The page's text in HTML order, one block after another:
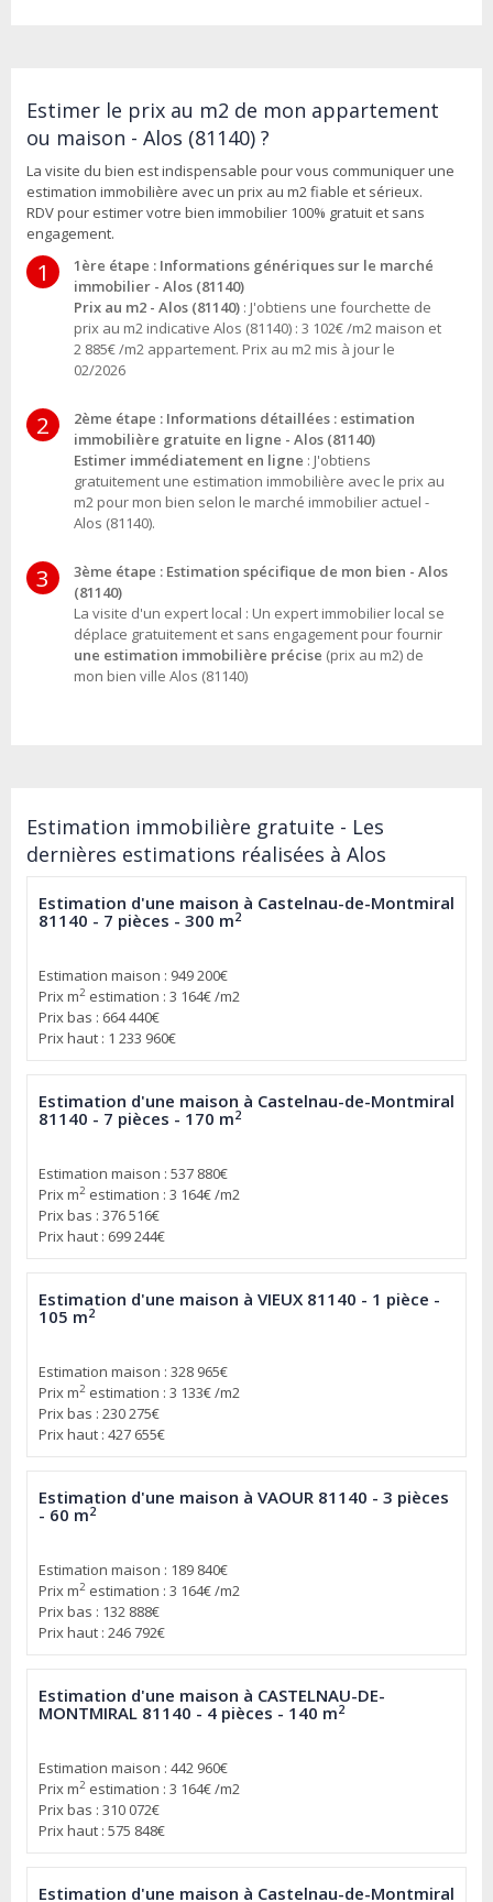
Estimer le prix au m2 de mon appartement
ou maison - Alos (81140) ?
La visite du bien est indispensable pour vous communiquer une
estimation immobilière avec un prix au m2 fiable et sérieux.
RDV pour estimer votre bien immobilier 100% gratuit et sans
engagement.
1
1ère étape : Informations génériques sur le marché
immobilier - Alos (81140)
Prix au m2 - Alos (81140) : J'obtiens une fourchette de
prix au m2 indicative Alos (81140) : 3 102€ /m2 maison et
2 885€ /m2 appartement. Prix au m2 mis à jour le
02/2026
2
2ème étape : Informations détaillées : estimation
immobilière gratuite en ligne - Alos (81140)
Estimer immédiatement en ligne : J'obtiens
gratuitement une estimation immobilière avec le prix au
m2 pour mon bien selon le marché immobilier actuel -
Alos (81140).
3
3ème étape : Estimation spécifique de mon bien - Alos
(81140)
La visite d'un expert local : Un expert immobilier local se
déplace gratuitement et sans engagement pour fournir
une estimation immobilière précise (prix au m2) de
mon bien ville Alos (81140)
Estimation immobilière gratuite - Les
dernières estimations réalisées à Alos
Estimation d'une maison à Castelnau-de-Montmiral
81140 - 7 pièces - 300 m2
Estimation maison : 949 200€
Prix m2 estimation : 3 164€ /m2
Prix bas : 664 440€
Prix haut : 1 233 960€
Estimation d'une maison à Castelnau-de-Montmiral
81140 - 7 pièces - 170 m2
Estimation maison : 537 880€
Prix m2 estimation : 3 164€ /m2
Prix bas : 376 516€
Prix haut : 699 244€
Estimation d'une maison à VIEUX 81140 - 1 pièce -
105 m2
Estimation maison : 328 965€
Prix m2 estimation : 3 133€ /m2
Prix bas : 230 275€
Prix haut : 427 655€
Estimation d'une maison à VAOUR 81140 - 3 pièces
- 60 m2
Estimation maison : 189 840€
Prix m2 estimation : 3 164€ /m2
Prix bas : 132 888€
Prix haut : 246 792€
Estimation d'une maison à CASTELNAU-DE-
MONTMIRAL 81140 - 4 pièces - 140 m2
Estimation maison : 442 960€
Prix m2 estimation : 3 164€ /m2
Prix bas : 310 072€
Prix haut : 575 848€
Estimation d'une maison à Castelnau-de-Montmiral